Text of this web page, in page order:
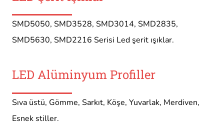
SMD5050, SMD3528, SMD3014, SMD2835,
SMD5630, SMD2216 Serisi Led şerit ışıklar.
LED Alüminyum Profiller
Sıva üstü, Gömme, Sarkıt, Köşe, Yuvarlak, Merdiven,
Esnek stiller.